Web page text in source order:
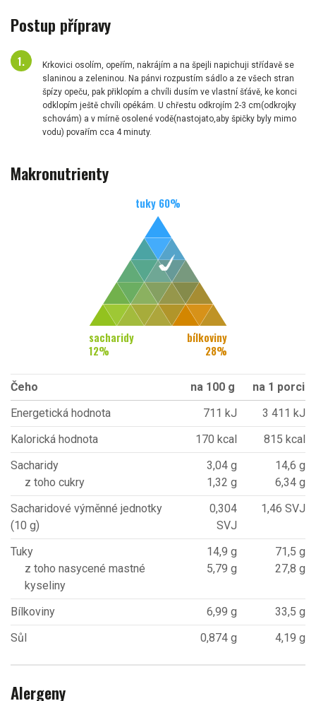
Postup přípravy
Krkovici osolím, opeřím, nakrájím a na špejli napichuji střídavě se
slaninou a zeleninou. Na pánvi rozpustím sádlo a ze všech stran
špízy opeču, pak přiklopím a chvíli dusím ve vlastní šťávě, ke konci
odklopím ještě chvíli opékám. U chřestu odkrojím 2-3 cm(odkrojky
schovám) a v mírně osolené vodě(nastojato,aby špičky byly mimo
vodu) povařím cca 4 minuty.
Makronutrienty
tuky 60%
sacharidy
12%
bílkoviny
28%
Čeho na 100 g
na 1 porci
Energetická hodnota
711 kJ
3 411 kJ
Kalorická hodnota
170 kcal
815 kcal
Sacharidy
z toho cukry
3,04 g
1,32 g
14,6 g
6,34 g
Sacharidové výměnné jednotky
(10 g)
0,304
SVJ
1,46 SVJ
Tuky
z toho nasycené mastné
kyseliny
14,9 g
5,79 g
71,5 g
27,8 g
Bílkoviny 6,99 g
33,5 g
Sůl
0,874 g 4,19 g
Alergeny